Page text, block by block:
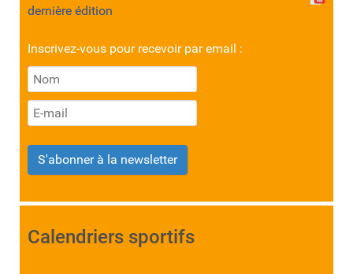
dernière édition
Inscrivez-vous pour recevoir par email :
S'abonner à la newsletter
Calendriers sportifs